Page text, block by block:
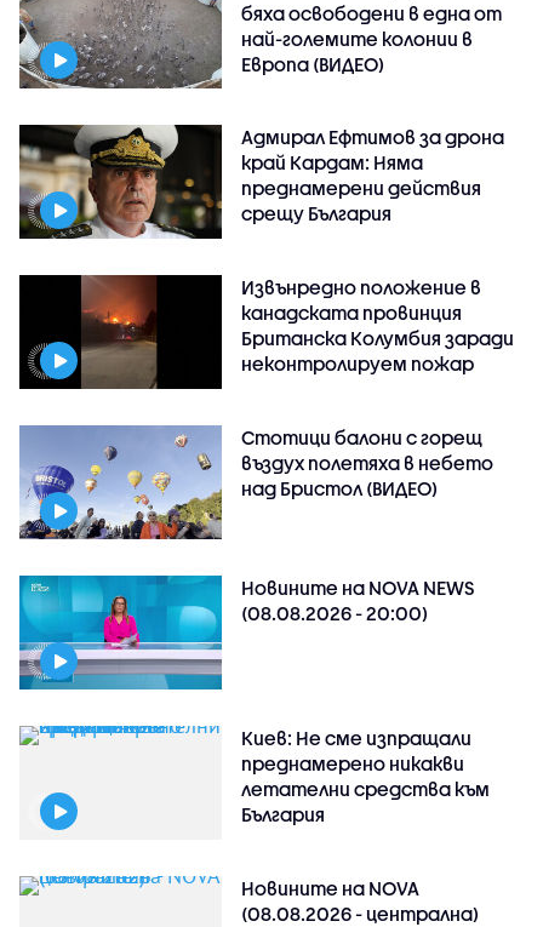
бяха освободени в една от
най-големите колонии в
Европа (ВИДЕО)
Адмирал Ефтимов за дрона
край Кардам: Няма
преднамерени действия
срещу България
Извънредно положение в
канадската провинция
Британска Колумбия заради
неконтролируем пожар
Стотици балони с горещ
въздух полетяха в небето
над Бристол (ВИДЕО)
Новините на NOVA NEWS
(08.08.2026 - 20:00)
Киев: Не сме изпращали
преднамерено никакви
летателни средства към
България
Новините на NOVA
(08.08.2026 - централна)